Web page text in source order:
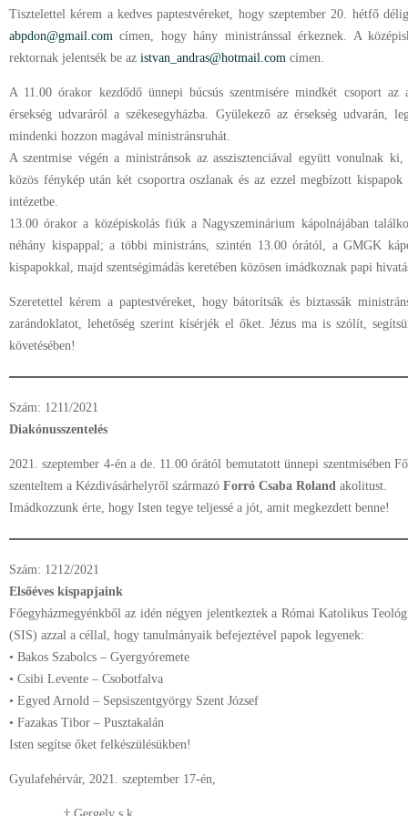
Tisztelettel kérem a kedves paptestvéreket, hogy szeptember 20. hétfő
abpdon@gmail.com címen, hogy hány ministránssal érkeznek. A
rektornak jelentsék be az istvan_andras@hotmail.com címen.
A 11.00 órakor kezdődő ünnepi búcsús szentmisére mindkét csoport az
érsekség udvaráról a székesegyházba. Gyülekező az érsekség udvarán,
mindenki hozzon magával ministránsruhát.
A szentmise végén a ministránsok az asszisztenciával együtt vonulnak
közös fénykép után két csoportra oszlanak és az ezzel megbízott
intézetbe.
13.00 órakor a középiskolás fiúk a Nagyszeminárium kápolnájában
néhány kispappal; a többi ministráns, szintén 13.00 órától, a GMGK
kispapokkal, majd szentségimádás keretében közösen imádkoznak papi
Szeretettel kérem a paptestvéreket, hogy bátorítsák és biztassák
zarándoklatot, lehetőség szerint kísérjék el őket. Jézus ma is szólít,
követésében!
Szám: 1211/2021
Diakónusszentelés
2021. szeptember 4-én a de. 11.00 órától bemutatott ünnepi szentmisében
szenteltem a Kézdivásárhelyről származó Forró Csaba Roland akolitust.
Imádkozzunk érte, hogy Isten tegye teljessé a jót, amit megkezdett benne!
Szám: 1212/2021
Elsőéves kispapjaink
Főegyházmegyénkből az idén négyen jelentkeztek a Római Katolikus
(SIS) azzal a céllal, hogy tanulmányaik befejeztével papok legyenek:
• Bakos Szabolcs – Gyergyóremete
• Csibi Levente – Csobotfalva
• Egyed Arnold – Sepsiszentgyörgy Szent József
• Fazakas Tibor – Pusztakalán
Isten segítse őket felkészülésükben!
Gyulafehérvár, 2021. szeptember 17-én,